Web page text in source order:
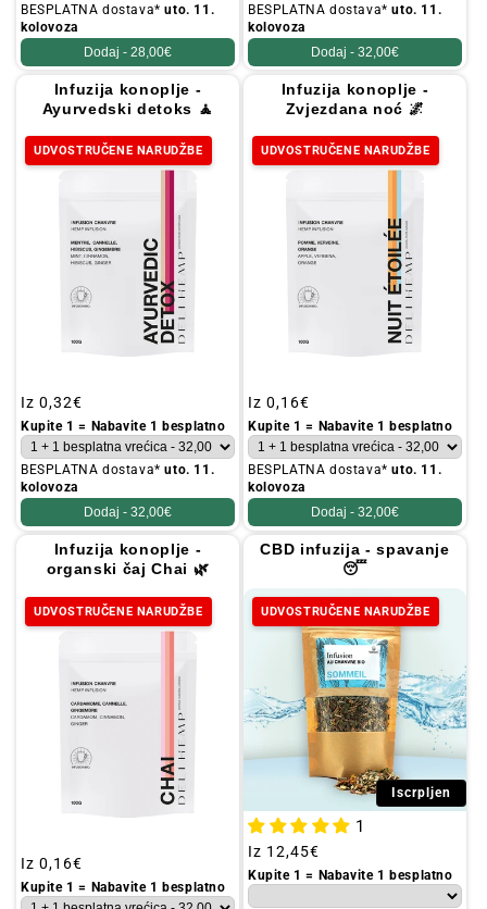
BESPLATNA dostava*uto. 11.
kolovoza
Dodaj - 28,00€
BESPLATNA dostava*uto. 11.
kolovoza
Dodaj - 32,00€
Infuzija konoplje -
Ayurvedski detoks 🧘
UDVOSTRUČENE NARUDŽBE
Redovna
cijena
Iz 0,32€
Kupite 1 = Nabavite 1 besplatno
BESPLATNA dostava*uto. 11.
kolovoza
Dodaj - 32,00€
Infuzija konoplje -
Zvjezdana noć 🌌
UDVOSTRUČENE NARUDŽBE
Redovna
cijena
Iz 0,16€
Kupite 1 = Nabavite 1 besplatno
BESPLATNA dostava*uto. 11.
kolovoza
Dodaj - 32,00€
Infuzija konoplje -
organski čaj Chai 🌿
UDVOSTRUČENE NARUDŽBE
Redovna
cijena
Iz 0,16€
Kupite 1 = Nabavite 1 besplatno
CBD infuzija - spavanje
😴
UDVOSTRUČENE NARUDŽBE
Iscrpljen
1
Redovna
cijena
Iz 12,45€
Kupite 1 = Nabavite 1 besplatno